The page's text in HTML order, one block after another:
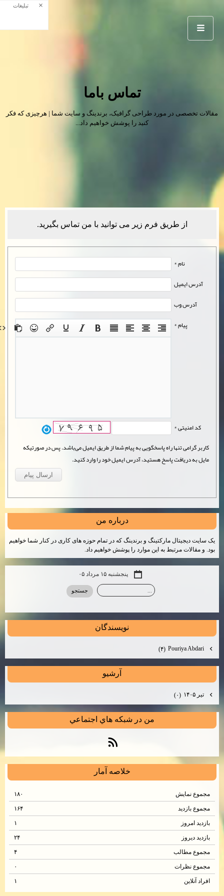
تماس باما
مقالات تخصصی در مورد طراحی گرافیک، برندینگ و سایت شما | هرچیزی که فکر
کنید را پوشش خواهیم داد...
از طریق فرم زیر می توانید با من تماس بگیرید.
نام *
آدرس ایمیل
آدرس وب
پیام *
کد امنیتی *
کاربر گرامی تنها راه پاسخگویی به پیام شما از طریق ایمیل می‌باشد. پس در صورتیکه
مایل به دریافت پاسخ هستید، آدرس ایمیل خود را وارد کنید.
درباره من
یک سایت دیجیتال مارکتینگ و برندینگ که در تمام حوزه های کاری در کنار شما خواهیم
بود. و مقالات مرتبط به این موارد را پوشش خواهیم داد.
پنجشنبه ۱۵ مرداد ۰۵
نويسندگان
Pouriya Abdari (۴)
آرشيو
تیر ۱۴۰۵ (۰)
من در شبكه هاي اجتماعي
خلاصه آمار
مجموع نمایش‌ ۱۸۰
مجموع بازدید ۱۶۴
بازدید امروز
بازدید دیروز
مجموع مطالب
مجموع نظرات
افراد آنلاین
تبلیغات